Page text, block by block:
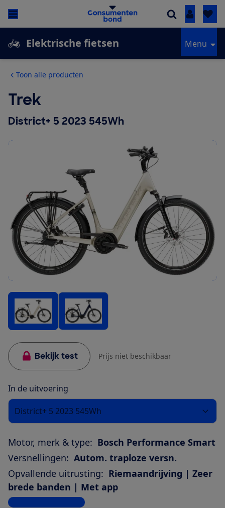
Inloggen
Elektrische fietsen Menu
Toon alle producten
Trek
District+ 5 2023 545Wh
Bekijk test Prijs niet beschikbaar
In de uitvoering
District+ 5 2023 545Wh
Motor, merk & type: Bosch Performance Smart
Versnellingen: Autom. traploze versn.
Opvallende uitrusting: Riemaandrijving | Zeer
brede banden | Met app
Bekijk alle specificaties